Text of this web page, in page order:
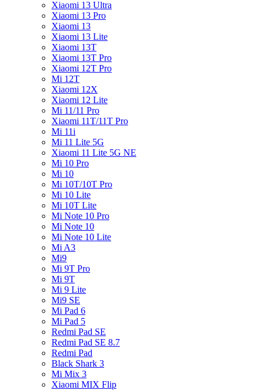
Xiaomi 13 Ultra
Xiaomi 13 Pro
Xiaomi 13
Xiaomi 13 Lite
Xiaomi 13T
Xiaomi 13T Pro
Xiaomi 12T Pro
Mi 12T
Xiaomi 12X
Xiaomi 12 Lite
Mi 11/11 Pro
Xiaomi 11T/11T Pro
Mi 11i
Mi 11 Lite 5G
Xiaomi 11 Lite 5G NE
Mi 10 Pro
Mi 10
Mi 10T/10T Pro
Mi 10 Lite
Mi 10T Lite
Mi Note 10 Pro
Mi Note 10
Mi Note 10 Lite
Mi A3
Mi9
Mi 9T Pro
Mi 9T
Mi 9 Lite
Mi9 SE
Mi Pad 6
Mi Pad 5
Redmi Pad SE
Redmi Pad SE 8.7
Redmi Pad
Black Shark 3
Mi Mix 3
Xiaomi MIX Flip